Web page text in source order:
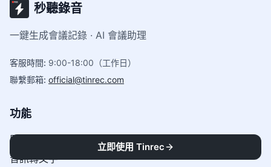
秒聽錄音
一鍵生成會議記錄 · AI 會議助理
客服時間: 9:00-18:00（工作日）
聯繫郵箱: official@tinrec.com
功能
即時轉寫
音訊轉文字
立即使用 Tinrec